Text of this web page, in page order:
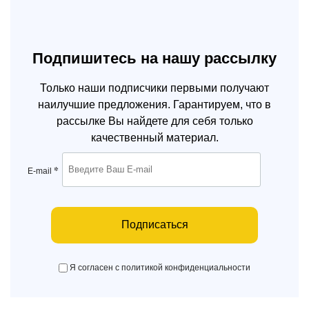
Подпишитесь на нашу рассылку
Только наши подписчики первыми получают
наилучшие предложения. Гарантируем, что в
рассылке Вы найдете для себя только
качественный материал.
E-mail *
Подписаться
Я согласен с политикой конфиденциальности